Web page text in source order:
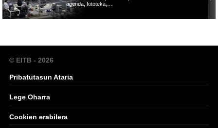
agenda, fototeka,…
© EITB - 2026
Pribatutasun Ataria
Lege Oharra
Cookien erabilera